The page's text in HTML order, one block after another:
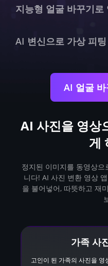
지능형 얼굴 바꾸기로
AI 변신으로 가상 피팅
AI 얼굴
AI 사진을 영상
게
정지된 이미지를 동영상
니다! AI 사진 변환 영상
을 불어넣어, 따뜻하고 재
가족 사
고인이 된 가족의 사진을 영